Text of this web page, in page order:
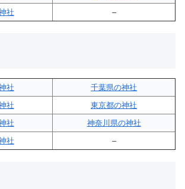
社
–
社
千葉県の神社
社
東京都の神社
社
神奈川県の神社
社
–